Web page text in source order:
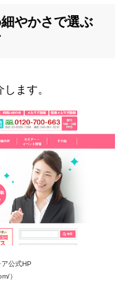
やかさで選ぶ
ます。
公式HP
）